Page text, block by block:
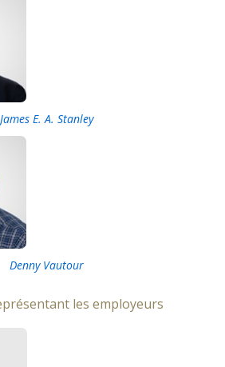
James E. A. Stanley
Denny Vautour
les employeurs